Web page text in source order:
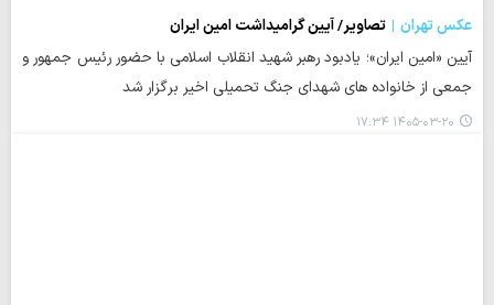
عکس تهران
تصاویر/ آیین گرامیداشت امین ایران
آیین «امین ایران»؛ یادبود رهبر شهید انقلاب اسلامی با حضور رئیس جمهور و
جمعی از خانواده های شهدای جنگ تحمیلی اخیر برگزار شد
۱۴۰۵-۰۳-۲۰ ۱۷:۳۴